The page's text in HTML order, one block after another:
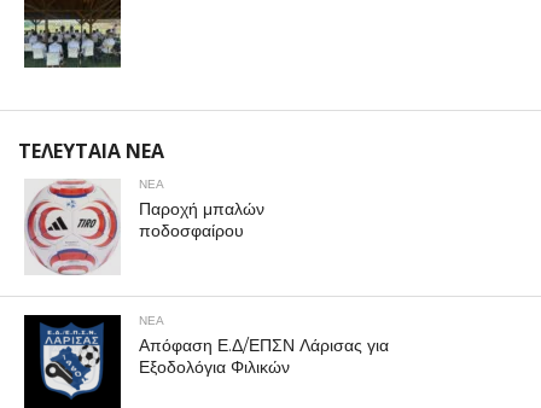
ΤΕΛΕΥΤΑΙΑ ΝΕΑ
ΝΕΑ
Παροχή μπαλών
ποδοσφαίρου
ΝΕΑ
Απόφαση Ε.Δ/ΕΠΣΝ Λάρισας για
Εξοδολόγια Φιλικών